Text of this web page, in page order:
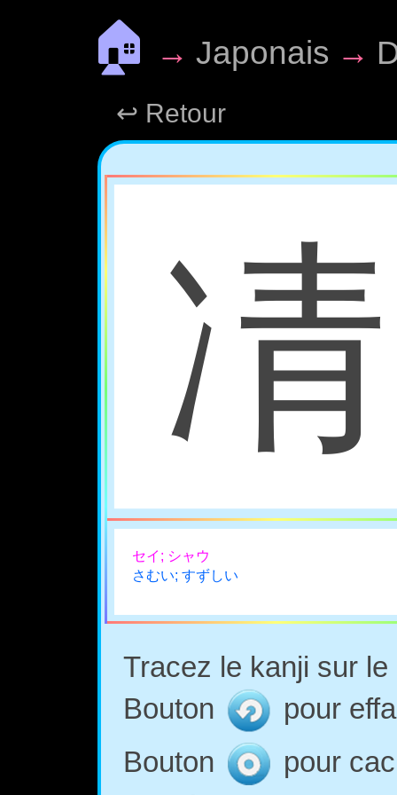
🏠 → Japonais →
↩ Retour
セイ; シャウ
さむい; すずしい
Tracez le kanji sur
Bouton
pour
Bouton
pour